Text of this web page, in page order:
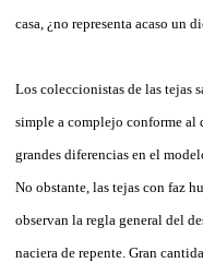
casa, ¿no representa acaso un
Los coleccionistas de las tejas
simple a complejo conforme al
grandes diferencias en el
No obstante, las tejas con faz
observan la regla general del
naciera de repente. Gran